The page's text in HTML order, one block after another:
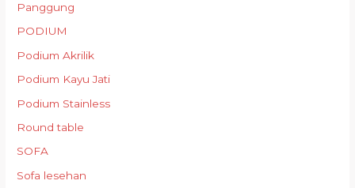
Panggung
PODIUM
Podium Akrilik
Podium Kayu Jati
Podium Stainless
Round table
SOFA
Sofa lesehan